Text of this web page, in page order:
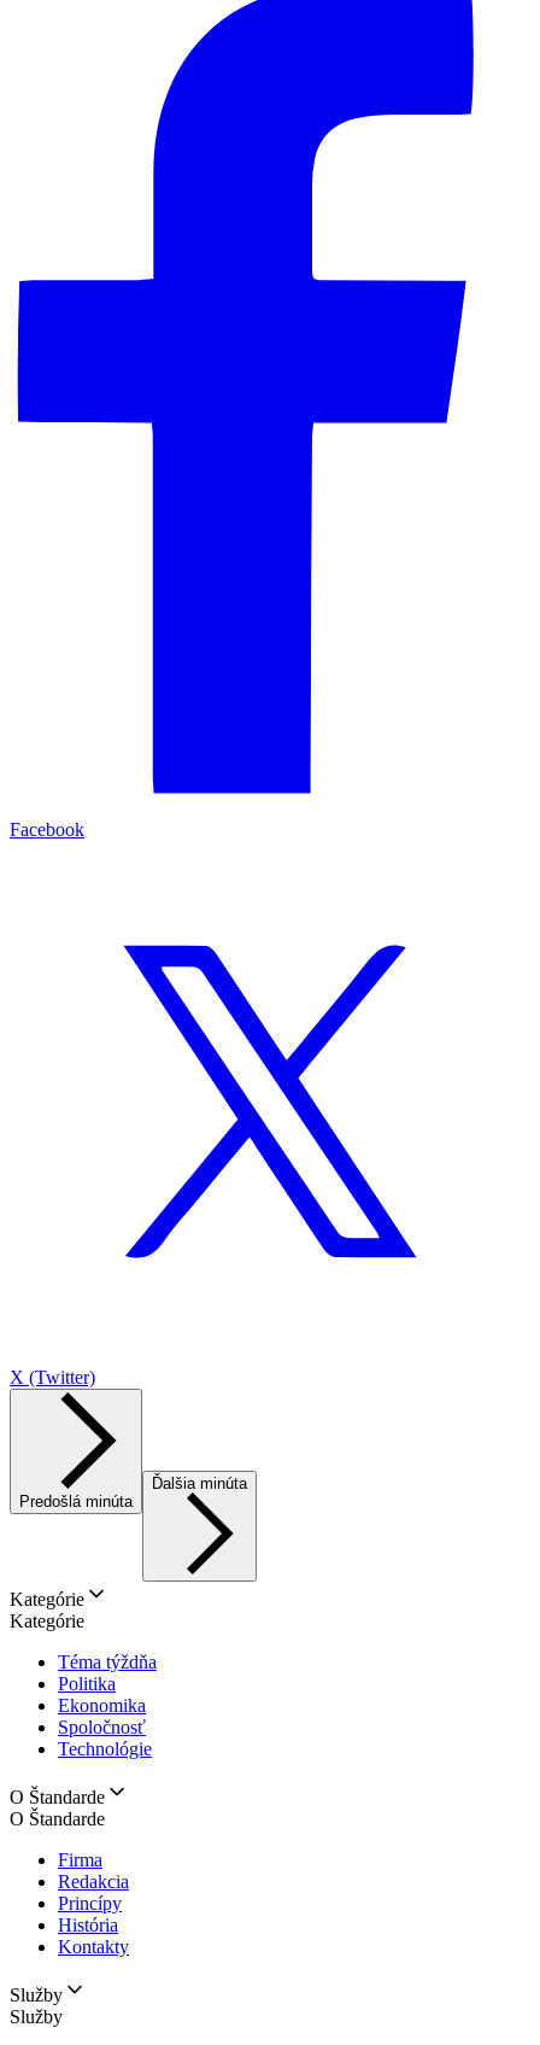
Facebook
X (Twitter)
Predošlá minúta
Ďalšia minúta
Kategórie
Kategórie
Téma týždňa
Politika
Ekonomika
Spoločnosť
Technológie
O Štandarde
O Štandarde
Firma
Redakcia
Princípy
História
Kontakty
Služby
Služby